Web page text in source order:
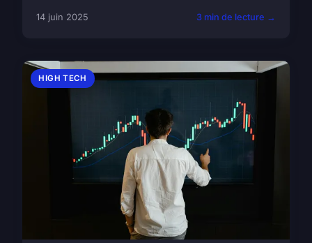
14 juin 2025 3 min de lecture →
HIGH TECH